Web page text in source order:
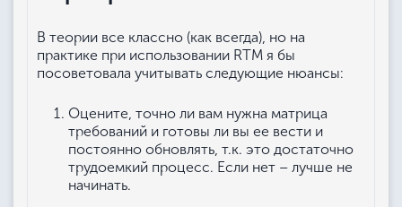
В теории все классно (как всегда), но на
практике при использовании RTM я бы
посоветовала учитывать следующие нюансы:
Оцените, точно ли вам нужна матрица
требований и готовы ли вы ее вести и
постоянно обновлять, т.к. это достаточно
трудоемкий процесс. Если нет – лучше не
начинать.